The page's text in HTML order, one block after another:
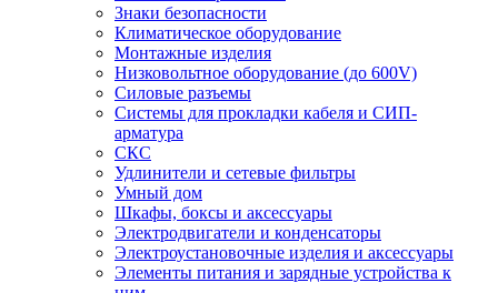
Знаки безопасности
Климатическое оборудование
Монтажные изделия
Низковольтное оборудование (до 600V)
Силовые разъемы
Системы для прокладки кабеля и СИП-
арматура
СКС
Удлинители и сетевые фильтры
Умный дом
Шкафы, боксы и аксессуары
Электродвигатели и конденсаторы
Электроустановочные изделия и аксессуары
Элементы питания и зарядные устройства к